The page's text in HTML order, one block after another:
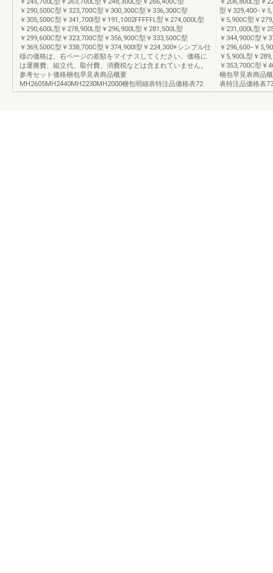
￥290,500C型￥323,700C型￥300,300C型￥336,300C型
￥305,500C型￥341,700I型￥191,1002FFFFFL型￥274,000L型
￥290,600L型￥278,900L型￥296,900L型￥281,500L型
￥299,600C型￥323,700C型￥356,900C型￥333,500C型
￥369,500C型￥338,700C型￥374,900I型￥224,300※シンプル仕
様の価格は、右ページの差額をマイナスしてください。価格に
は運搬費、組立代、取付費、消費税などは含まれていません。
参考セット価格梱包早見表商品概要
MH2605MH2440MH2230MH2000梱包明細表特注品価格表72
型￥329,400−￥
￥5,900C型￥
￥231,000L型￥
￥344,900C型￥
￥296,600−￥
￥5,900L型￥
￥353,700C型￥
梱包早見表商品
表特注品価格表73